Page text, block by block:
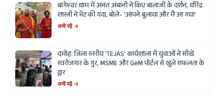
बागेश्वर धाम में अनंत अंबानी ने किए बालाजी के दर्शन, धीरेंद्र
शास्त्री ने भेंट की गदा, बोले- 'आपने बुलाया और मैं आ गया'
अभी पढ़ें →
दमोह: जिला स्तरीय 'TEJAS' कार्यशाला में युवाओं ने सीखे
स्वरोजगार के गुर, MSME और GeM पोर्टल से खुले सफलता के
द्वार
अभी पढ़ें →